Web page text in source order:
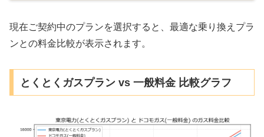
現在ご契約中のプランを選択すると、最適な乗り換えプラ
ンとの料金比較が表示されます。
とくとくガスプラン vs 一般料金 比較グラフ